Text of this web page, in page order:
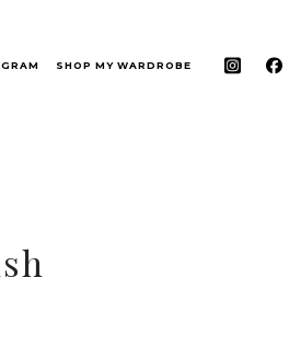
SHOP MY WARDROBE